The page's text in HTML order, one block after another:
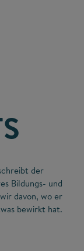
der
Bildungs- und
davon, wo er
bewirkt hat.